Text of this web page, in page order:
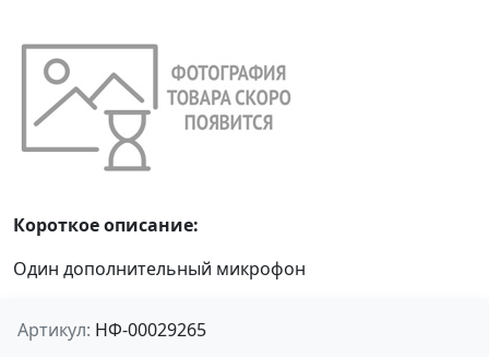
Короткое описание:
Один дополнительный микрофон
Артикул: НФ-00029265